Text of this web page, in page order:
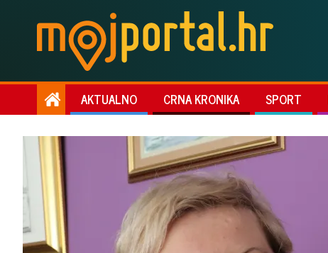
AKTUALNO CRNA KRONIKA SPORT